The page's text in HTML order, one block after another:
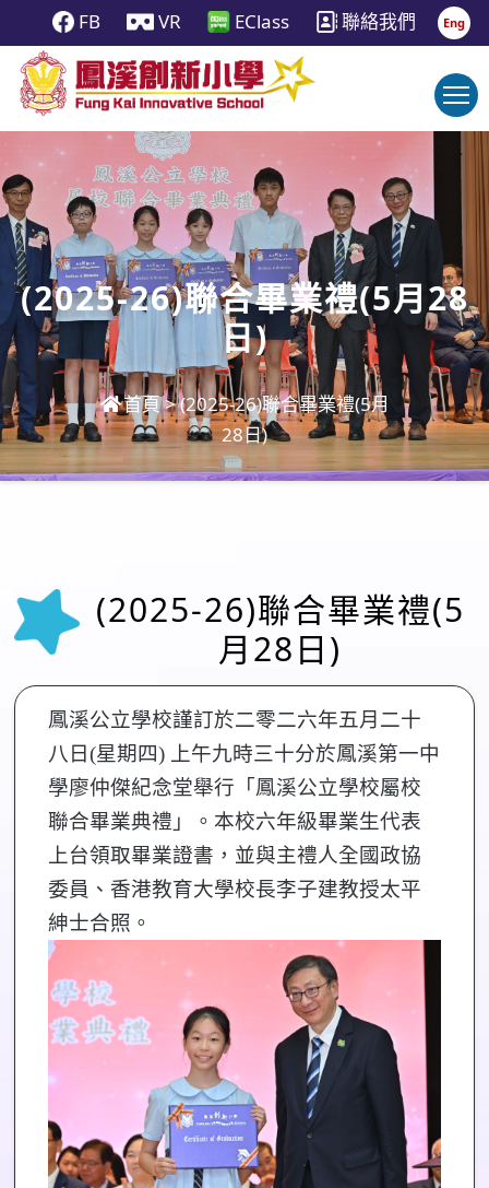
FB VR EClass 聯絡我們 Eng
(2025-26)聯合畢業禮(5月28
日)
首頁>(2025-26)聯合畢業禮(5月
28日)
(2025-26)聯合畢業禮(5
月28日)
鳳溪公立學校謹訂於二零二六年五月二十
八日(星期四) 上午九時三十分於鳳溪第一中
學廖仲傑紀念堂舉行「鳳溪公立學校屬校
聯合畢業典禮」。本校六年級畢業生代表
上台領取畢業證書，並與主禮人全國政協
委員、香港教育大學校長李子建教授太平
紳士合照。